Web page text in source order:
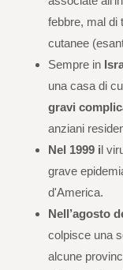
febbre, mal di
cutanee
Sempre in
una casa di
gravi
anziani
Nel 1999 il
grave
d'America.
Nell’agosto
colpisce una
alcune